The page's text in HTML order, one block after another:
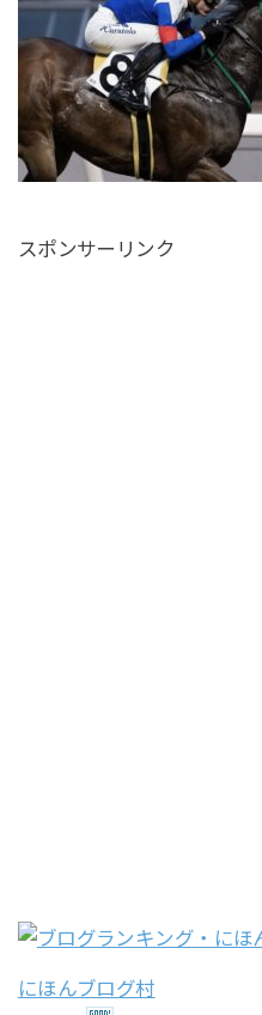
スポンサーリンク
にほんブログ村